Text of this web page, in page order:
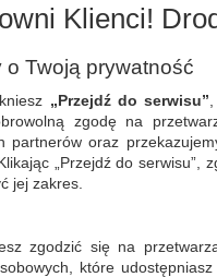
Zmień kryteria
Sprawdź, czy wszystkie
Spróbuj użyć innych słów
Klienci!
o Twoją prywatność
„Przejdź do serwisu”
zgodę na
partnerów oraz
„Przejdź do serwisu”,
jej zakres.
zgodzić się na
które